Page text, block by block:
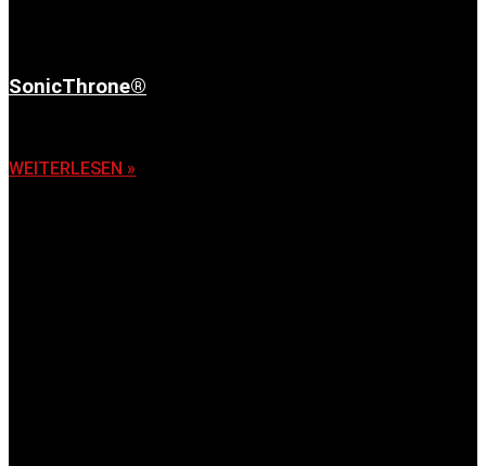
SonicThrone®
WEITERLESEN »